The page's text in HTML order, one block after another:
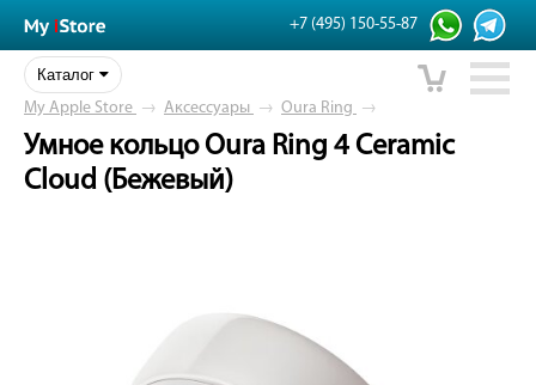
+7 (495) 150-55-87
Каталог
My Apple Store → Аксессуары → Oura Ring →
Умное кольцо Oura Ring 4 Ceramic
Cloud (Бежевый)